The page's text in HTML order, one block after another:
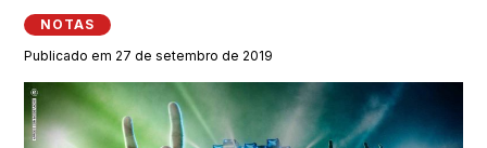
NOTAS
Publicado em 27 de setembro de 2019